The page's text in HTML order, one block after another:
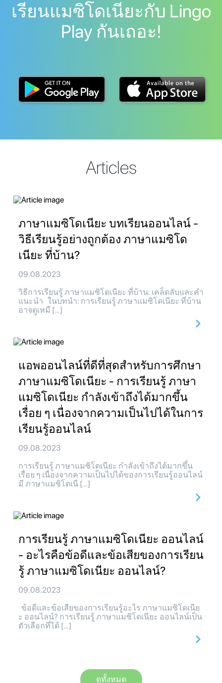
เรียนแมซิโดเนียะกับ Lingo
Play กันเถอะ!
Articles
ภาษาแมซิโดเนียะ บทเรียนออนไลน์ -
วิธีเรียนรู้อย่างถูกต้อง ภาษาแมซิโด
เนียะ ที่บ้าน?
09.08.2023
วิธีการเรียนรู้ ภาษาแมซิโดเนียะ ที่บ้าน: เคล็ดลับและคำ
แนะนำ ในบทนำ: การเรียนรู้ ภาษาแมซิโดเนียะ ที่บ้าน
อาจดูเหมื […]
แอพออนไลน์ที่ดีที่สุดสำหรับการศึกษา
ภาษาแมซิโดเนียะ - การเรียนรู้ ภาษา
แมซิโดเนียะ กำลังเข้าถึงได้มากขึ้น
เรื่อย ๆ เนื่องจากความเป็นไปได้ในการ
เรียนรู้ออนไลน์
09.08.2023
การเรียนรู้ ภาษาแมซิโดเนียะ กำลังเข้าถึงได้มากขึ้น
เรื่อย ๆ เนื่องจากความเป็นไปได้ของการเรียนรู้ออนไลน์
มี ภาษาแมซิโดเนี […]
การเรียนรู้ ภาษาแมซิโดเนียะ ออนไลน์
- อะไรคือข้อดีและข้อเสียของการเรียน
รู้ ภาษาแมซิโดเนียะ ออนไลน์?
09.08.2023
ข้อดีและข้อเสียของการเรียนรู้อะไร ภาษาแมซิโดเนีย
ะ ออนไลน์? การเรียนรู้ ภาษาแมซิโดเนียะ ออนไลน์เป็น
ตัวเลือกที่ได้ […]
ดูทั้งหมด